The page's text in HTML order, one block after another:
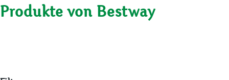
Produkte von Bestway